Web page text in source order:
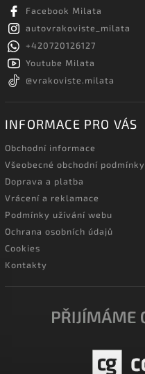
Facebook Milata
autovrakoviste_milata
+420720126127
Youtube Milata
@vrakoviste.milata
INFORMACE PRO VÁS
Obchodní informace
Všeobecné obchodní podmínky
Doprava a platba
Vrácení a reklamace
Podmínky užívání webu
Ochrana osobních údajů
Cookies
Kontakty